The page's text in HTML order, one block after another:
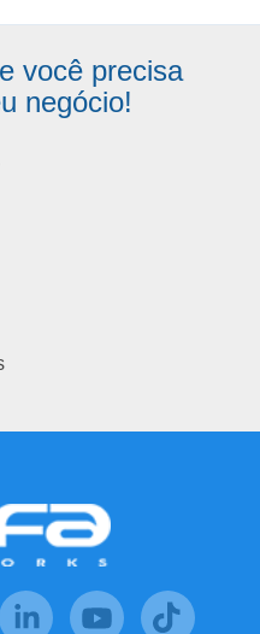
você precisa
negócio!